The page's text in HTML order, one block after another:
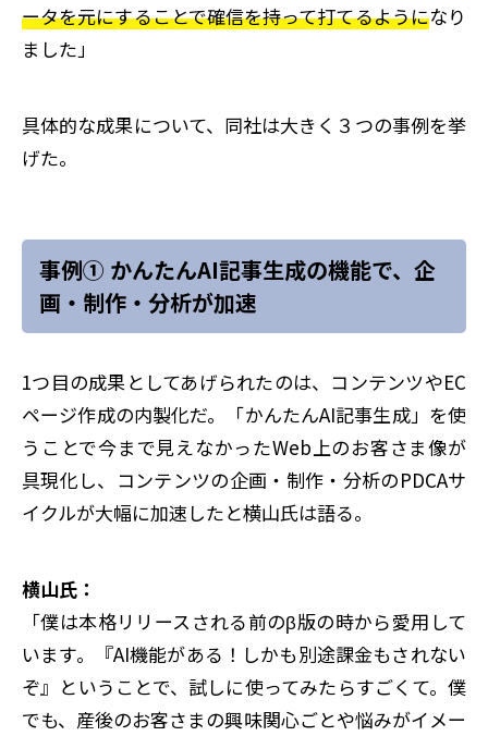
ータを元にすることで確信を持って打てるようになり
ました」
具体的な成果について、同社は大きく３つの事例を挙
げた。
事例① かんたんAI記事生成の機能で、企
画・制作・分析が加速
1つ目の成果としてあげられたのは、コンテンツやEC
ページ作成の内製化だ。「かんたんAI記事生成」を使
うことで今まで見えなかったWeb上のお客さま像が
具現化し、コンテンツの企画・制作・分析のPDCAサ
イクルが大幅に加速したと横山氏は語る。
横山氏：
「僕は本格リリースされる前のβ版の時から愛用して
います。『AI機能がある！しかも別途課金もされない
ぞ』ということで、試しに使ってみたらすごくて。僕
でも、産後のお客さまの興味関心ごとや悩みがイメー